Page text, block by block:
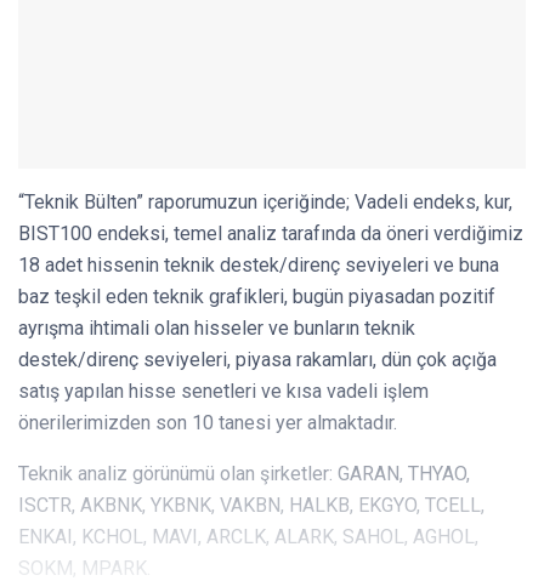
“Teknik Bülten” raporumuzun içeriğinde; Vadeli endeks, kur,
BIST100 endeksi, temel analiz tarafında da öneri verdiğimiz
18 adet hissenin teknik destek/direnç seviyeleri ve buna
baz teşkil eden teknik grafikleri, bugün piyasadan pozitif
ayrışma ihtimali olan hisseler ve bunların teknik
destek/direnç seviyeleri, piyasa rakamları, dün çok açığa
satış yapılan hisse senetleri ve kısa vadeli işlem
önerilerimizden son 10 tanesi yer almaktadır.
Teknik analiz görünümü olan şirketler: GARAN, THYAO,
ISCTR, AKBNK, YKBNK, VAKBN, HALKB, EKGYO, TCELL,
ENKAI, KCHOL, MAVI, ARCLK, ALARK, SAHOL, AGHOL,
SOKM, MPARK.